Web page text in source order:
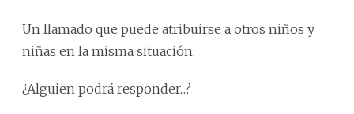
Un llamado que puede atribuirse a otros niños y
niñas en la misma situación.
¿Alguien podrá responder...?